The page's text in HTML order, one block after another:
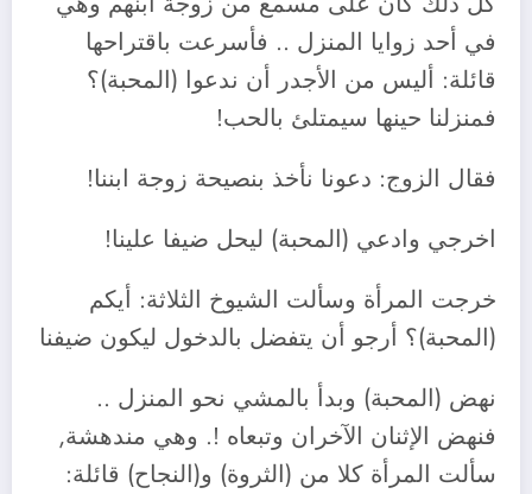
في أحد زوايا المنزل .. فأسرعت باقتراحها
قائلة: أليس من الأجدر أن ندعوا (المحبة)؟
فمنزلنا حينها سيمتلئ بالحب!
فقال الزوج: دعونا نأخذ بنصيحة زوجة ابننا!
اخرجي وادعي (المحبة) ليحل ضيفا علينا!
خرجت المرأة وسألت الشيوخ الثلاثة: أيكم
(المحبة)؟ أرجو أن يتفضل بالدخول ليكون ضيفنا
نهض (المحبة) وبدأ بالمشي نحو المنزل ..
فنهض الإثنان الآخران وتبعاه !. وهي مندهشة,
سألت المرأة كلا من (الثروة) و(النجاح) قائلة: